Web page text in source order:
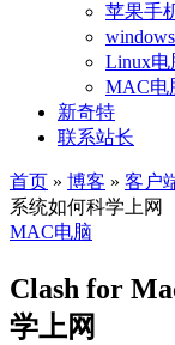
苹果手
Linux电
MAC电
新奇特
联系站长
首页 » 博客 » 客户
系统如何科学上网
MAC电脑
Clash for
学上网